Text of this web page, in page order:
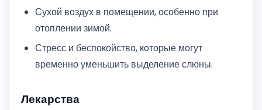
Сухой воздух в помещении, особенно при
отоплении зимой.
Стресс и беспокойство, которые могут
временно уменьшить выделение слюны.
Лекарства